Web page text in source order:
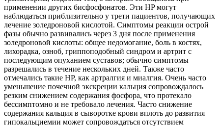
применении других бисфосфонатов. Эти HP могут
наблюдаться приблизительно у трети пациентов, получающих
лечение золедроновой кислотой. Симптомы реакции острой
фазы обычно развивались через 3 дня после применения
золедроновой кислоты: общее недомогание, боль в костях,
лихорадка, озноб, гриппоподобный синдром и артрит с
последующим опуханием суставов; обычно симптомы
разрешались в течение нескольких дней. Также часто
отмечались такие HP, как артралгия и миалгия. Очень часто
уменьшение почечной экскреции кальция сопровождалось
резким снижением содержания фосфора, что протекало
бессимптомно и не требовало лечения. Часто снижение
содержания кальция в сыворотке крови вплоть до развития
гипокальциемии может сопровождаться отсутствием